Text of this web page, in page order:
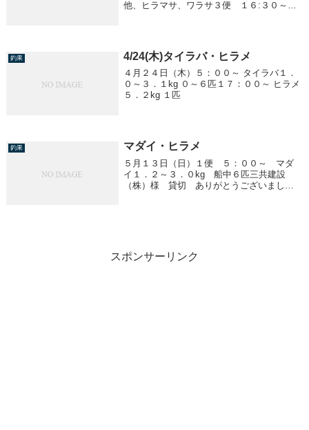
他、ヒラマサ、ワラサ３便 １６:３０～
釣果 4/24(木)タイラバ・ヒラメ
４月２４日（木）５：００～ タイラバ１．
０～３．１kg ０～６匹１７：００～ ヒラメ
５．２kg １匹
釣果 マダイ・ヒラメ
５月１３日（日）１便 ５：００～ マダ
イ１．２～３．０kg 船中６匹三共建設
（株）様 貸切 ありがとうございまし
スポンサーリンク